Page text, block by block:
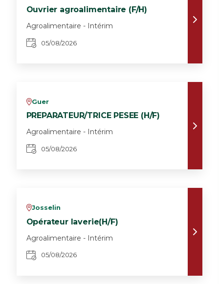
Ouvrier agroalimentaire (F/H)
Agroalimentaire - Intérim
05/08/2026
vGuer
PREPARATEUR/TRICE PESEE (H/F)
Agroalimentaire - Intérim
05/08/2026
vJosselin
Opérateur laverie(H/F)
Agroalimentaire - Intérim
05/08/2026